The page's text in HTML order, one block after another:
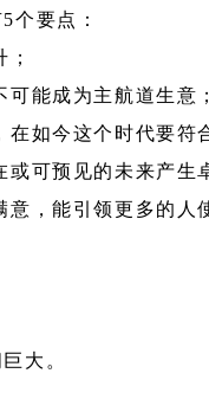
个要点：
能成为主航道生意；
如今这个时代要符
可预见的未来产生
，能引领更多的人
大。